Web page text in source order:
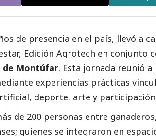
de presencia en el país, llevó a
Edición Agrotech en conjunto
de Montúfar. Esta jornada reunió
experiencias prácticas
deporte, arte y
de 200 personas entre
quienes se integraron en